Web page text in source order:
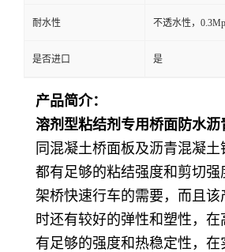
耐水性 不透水性，
是否进口 是
产品简介：
溶剂型粘结剂专用桥面防水沥
同混凝土桥面板及沥青混凝土
都有足够的粘结强度和剪切强
架桥快速行车的需要，而且该
时还有较好的弹性和塑性，
有足够的强度和热稳定性，在